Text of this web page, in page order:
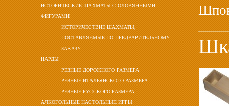
ИСТОРИЧЕСКИЕ ШАХМАТЫ С ОЛОВЯННЫМИ
ФИГУРАМИ
ИСТОРИЧЕСТВИЕ ШАХМАТЫ,
ПОСТАВЛЯЕМЫЕ ПО ПРЕДВАРИТЕЛЬНОМУ
ЗАКАЗУ
НАРДЫ
РЕЗНЫЕ ДОРОЖНОГО РАЗМЕРА
РЕЗНЫЕ ИТАЛЬЯНСКОГО РАЗМЕРА
РЕЗНЫЕ РУССКОГО РАЗМЕРА
АЛКОГОЛЬНЫЕ НАСТОЛЬНЫЕ ИГРЫ